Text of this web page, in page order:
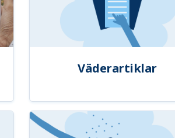
Väderartiklar